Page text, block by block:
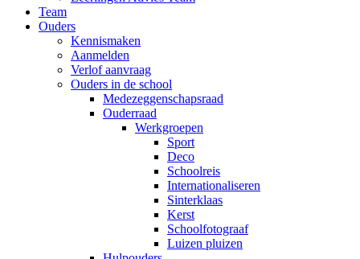
Team
Ouders
Kennismaken
Aanmelden
Verlof aanvraag
Ouders in de school
Medezeggenschapsraad
Ouderraad
Werkgroepen
Sport
Deco
Schoolreis
Internationaliseren
Sinterklaas
Kerst
Schoolfotograaf
Luizen pluizen